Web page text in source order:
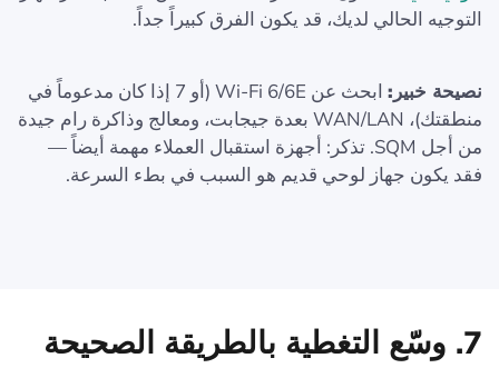
التوجيه الحالي لديك، قد يكون الفرق كبيراً جداً.
نصيحة خبير:
ابحث عن Wi-Fi 6/6E (أو 7 إذا كان مدعوماً في
منطقتك)، WAN/LAN بعدة جيجابت، ومعالج وذاكرة رام جيدة
من أجل SQM. تذكر: أجهزة استقبال العملاء مهمة أيضاً —
فقد يكون جهاز لوحي قديم هو السبب في بطء السرعة.
7. وسّع التغطية بالطريقة الصحيحة